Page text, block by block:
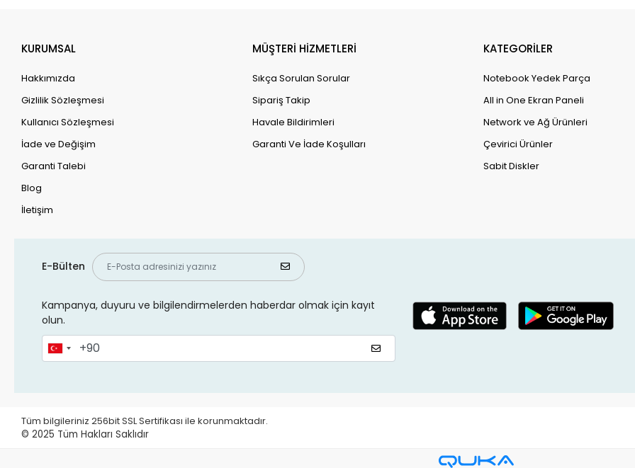
KURUMSAL
Hakkımızda
Gizlilik Sözleşmesi
Kullanıcı Sözleşmesi
İade ve Değişim
Garanti Talebi
Blog
İletişim
MÜŞTERİ HİZMETLERİ
Sıkça Sorulan Sorular
Sipariş Takip
Havale Bildirimleri
Garanti Ve İade Koşulları
KATEGORİLER
Notebook Yedek Parça
All in One Ekran Paneli
Network ve Ağ Ürünleri
Çevirici Ürünler
Sabit Diskler
E-Bülten
Kampanya, duyuru ve bilgilendirmelerden haberdar olmak için kayıt
olun.
Tüm bilgileriniz 256bit SSL Sertifikası ile korunmaktadır.
© 2025 Tüm Hakları Saklıdır